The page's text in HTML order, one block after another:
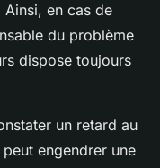
en cas de
du problème
dispose toujours
un retard au
engendrer une